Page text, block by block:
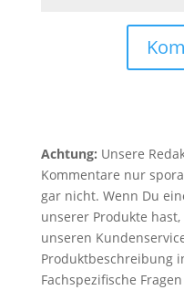
Achtung: Unsere
Kommentare nur
gar nicht. Wenn Du
unserer Produkte
unseren
Produktbeschreibung
Fachspezifische